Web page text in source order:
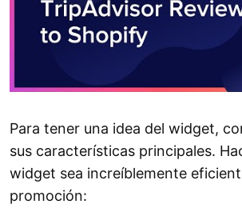
Para tener una idea del widget,
sus características principales.
widget sea increíblemente
promoción: